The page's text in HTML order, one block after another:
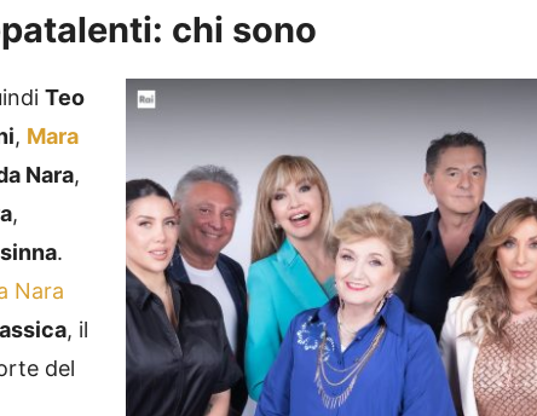
chi sono
Teo
, Mara
Nara,
,
.
Nara
, il
del